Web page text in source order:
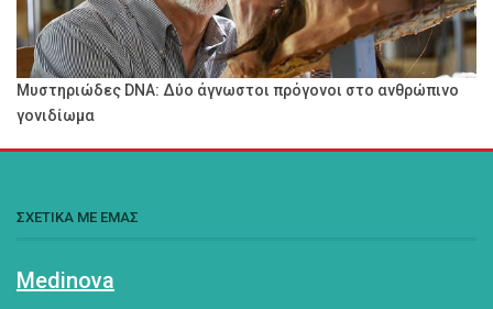
Μυστηριώδες DNA: Δύο άγνωστοι πρόγονοι στο ανθρώπινο
γονιδίωμα
ΣΧΕΤΙΚΑ ΜΕ ΕΜΑΣ
Medinova